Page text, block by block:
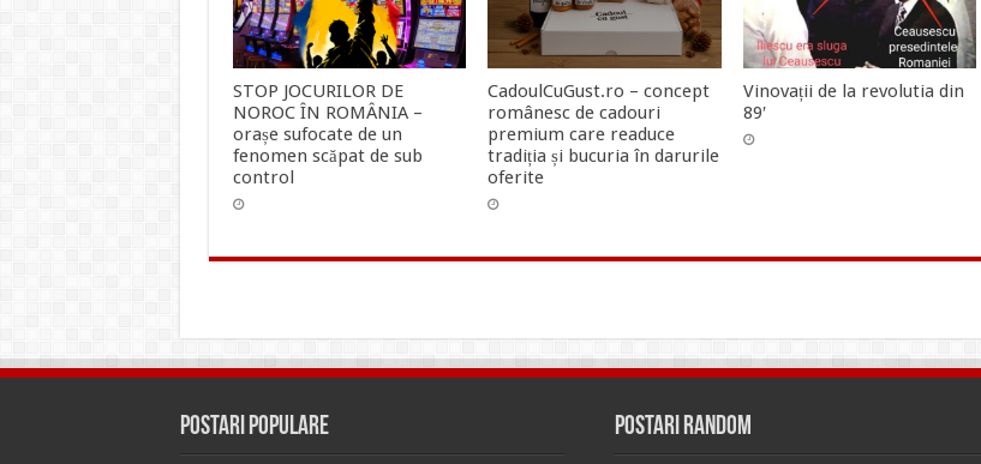
STOP JOCURILOR DE
NOROC ÎN ROMÂNIA –
orașe sufocate de un
fenomen scăpat de sub
control
CadoulCuGust.ro – concept
românesc de cadouri
premium care readuce
tradiția și bucuria în darurile
oferite
Vinovații de la revolutia din
89′
Postari Populare Postari Random